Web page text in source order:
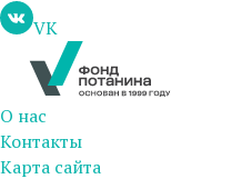
VK
О нас
Контакты
Карта сайта